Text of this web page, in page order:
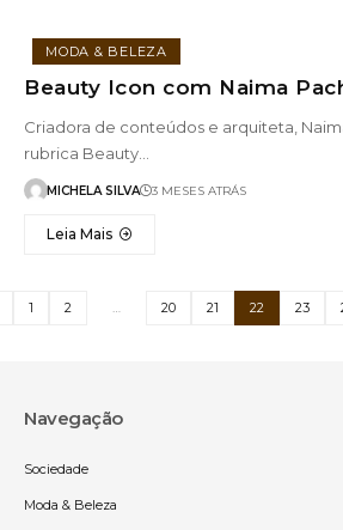
MODA & BELEZA
Beauty Icon com Naima
Criadora de conteúdos e arquiteta,
rubrica Beauty…
MICHELA SILVA 3 MESES ATRÁS
Leia Mais
1 2 … 20 21 22 23
Navegação
Sociedade
Moda & Beleza